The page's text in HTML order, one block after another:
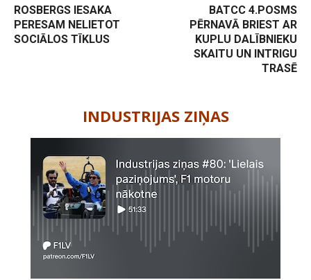
ROSBERGS IESAKA
PERESAM NELIETOT
SOCIĀLOS TĪKLUS
BATCC 4.POSMS
PĒRNAVĀ BRIEST AR
KUPLU DALĪBNIEKU
SKAITU UN INTRIGU
TRASĒ
INDUSTRIJAS ZIŅAS